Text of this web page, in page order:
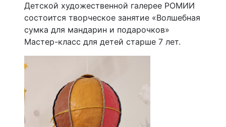
Детской художественной галерее РОМИИ
состоится творческое занятие «Волшебная
сумка для мандарин и подарочков»
Мастер-класс для детей старше 7 лет.